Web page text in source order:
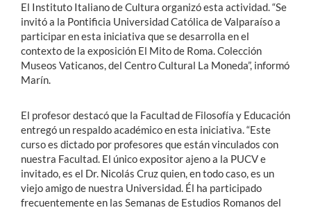
El Instituto Italiano de Cultura organizó esta actividad. “Se
invitó a la Pontificia Universidad Católica de Valparaíso a
participar en esta iniciativa que se desarrolla en el
contexto de la exposición El Mito de Roma. Colección
Museos Vaticanos, del Centro Cultural La Moneda”, informó
Marín.
El profesor destacó que la Facultad de Filosofía y Educación
entregó un respaldo académico en esta iniciativa. “Este
curso es dictado por profesores que están vinculados con
nuestra Facultad. El único expositor ajeno a la PUCV e
invitado, es el Dr. Nicolás Cruz quien, en todo caso, es un
viejo amigo de nuestra Universidad. Él ha participado
frecuentemente en las Semanas de Estudios Romanos del